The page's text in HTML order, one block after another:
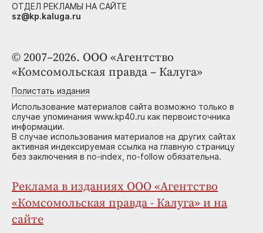
© 2007–2026. ООО «Агентство
«Комсомольская правда – Калуга»
Полистать издания
Использование материалов сайта возможно только в
случае упоминания www.kp40.ru как первоисточника
информации.
В случае использования материалов на других сайтах
активная индексируемая ссылка на главную страницу
без заключения в no-index, no-follow обязательна.
Реклама в изданиях ООО «Агентство
«Комсомольская правда - Калуга» и на
сайте
ОТДЕЛ РЕКЛАМЫ НА САЙТЕ
sz@kp.kaluga.ru